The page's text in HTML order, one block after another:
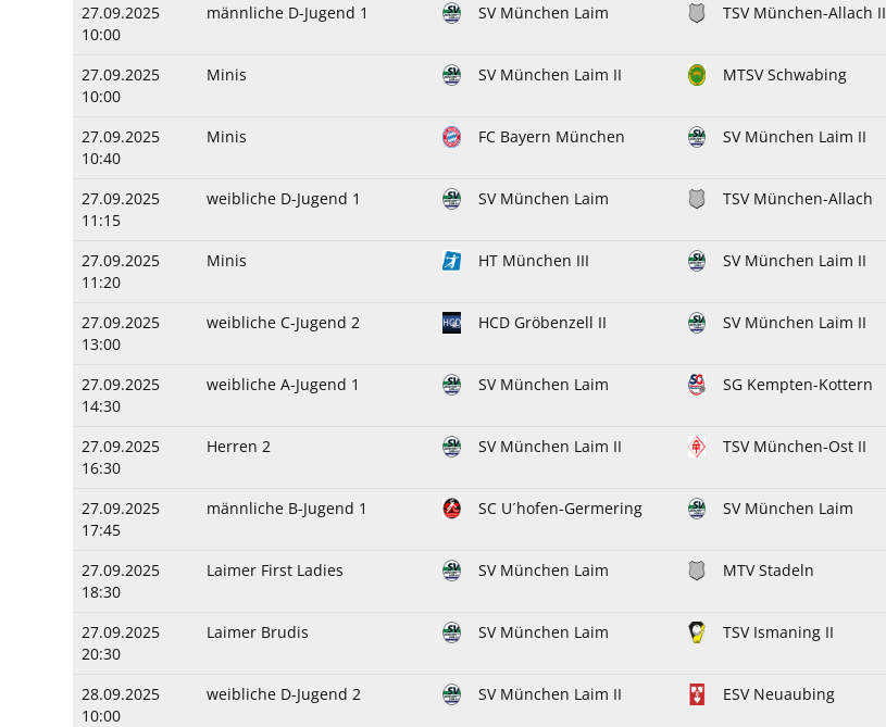
27.09.2025
10:00
männliche D-Jugend 1 SV München Laim TSV München-Allach II
27.09.2025
10:00
Minis SV München Laim II MTSV Schwabing
27.09.2025
10:40
Minis FC Bayern München SV München Laim II
27.09.2025
11:15
weibliche D-Jugend 1 SV München Laim TSV München-Allach
27.09.2025
11:20
Minis HT München III SV München Laim II
27.09.2025
13:00
weibliche C-Jugend 2 HCD Gröbenzell II SV München Laim II
27.09.2025
14:30
weibliche A-Jugend 1 SV München Laim SG Kempten-Kottern
27.09.2025
16:30
Herren 2 SV München Laim II TSV München-Ost II
27.09.2025
17:45
männliche B-Jugend 1 SC U´hofen-Germering SV München Laim
27.09.2025
18:30
Laimer First Ladies SV München Laim MTV Stadeln
27.09.2025
20:30
Laimer Brudis SV München Laim TSV Ismaning II
28.09.2025
10:00
weibliche D-Jugend 2 SV München Laim II ESV Neuaubing